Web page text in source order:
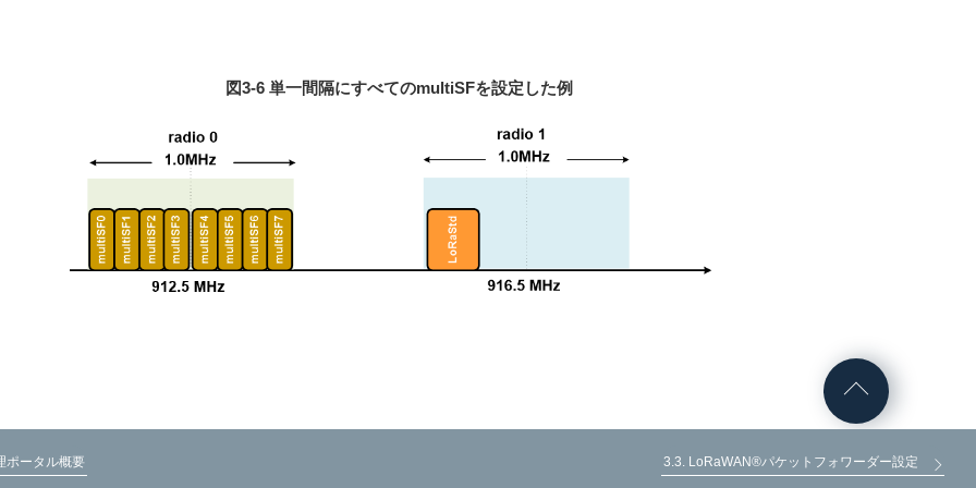
図3‐6 単一間隔にすべてのmultiSFを設定した例
ポータル概要 3.3. LoRaWAN®パケットフォワーダー設定